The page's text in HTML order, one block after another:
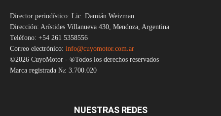
Director periodístico: Lic. Damián Weizman
Dirección: Arístides Villanueva 430, Mendoza, Argentina
Teléfono: +54 261 5358556
Correo electrónico: info@cuyomotor.com.ar
©2026 CuyoMotor - ®Todos los derechos reservados
Marca registrada №: 3.700.020
NUESTRAS REDES